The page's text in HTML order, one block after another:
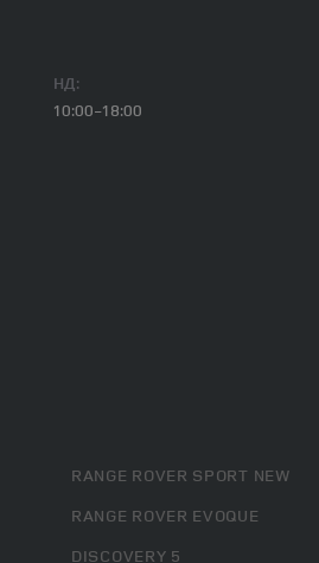
НД:
10:00-18:00
RANGE ROVER SPORT NEW
RANGE ROVER EVOQUE
DISCOVERY 5